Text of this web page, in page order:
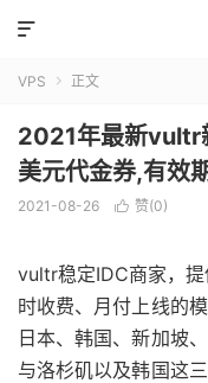

VPS  正文
2021年最新vultr
美元代金券,有效
2021-08-26  赞(0)
vultr稳定IDC商家，
时收费、月付上线的
日本、韩国、新加坡
与洛杉矶以及韩国这